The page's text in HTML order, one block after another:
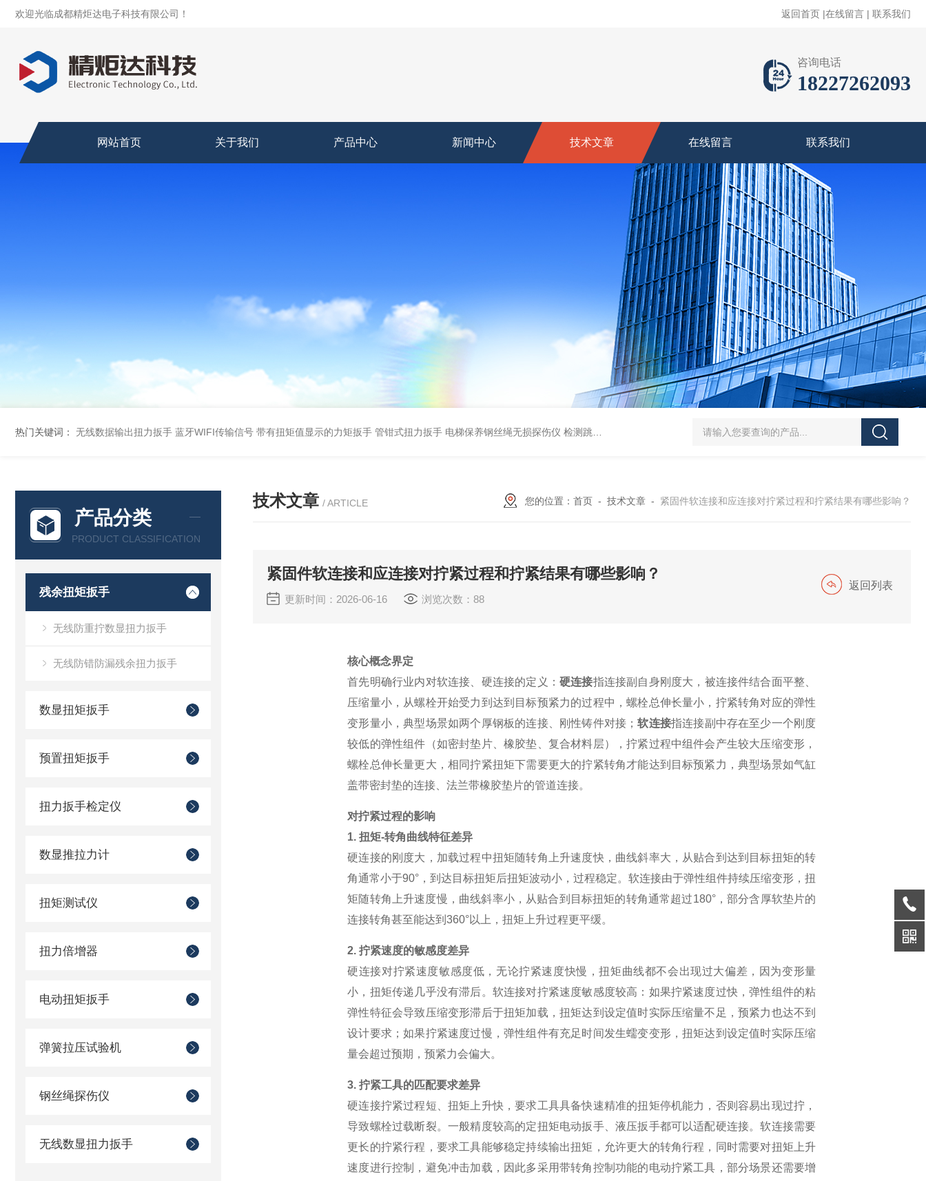
欢迎光临成都精炬达电子科技有限公司！ 返回首页 |在线留言 | 联系我们
咨询电话
18227262093
网站首页 关于我们 产品中心 新闻中心 技术文章 在线留言 联系我们
热门关键词： 无线数据输出扭力扳手 蓝牙WIFI传输信号 带有扭矩值显示的力矩扳手 管钳式扭力扳手 电梯保养钢丝绳无损探伤仪 检测跳丝/断丝 5-300N.m的扭矩扳手检定仪 机械扳手校准仪 JDSF100KN电子式拉
产品分类
PRODUCT CLASSIFICATION
残余扭矩扳手
无线防重拧数显扭力扳手
无线防错防漏残余扭力扳手
数显扭矩扳手
预置扭矩扳手
扭力扳手检定仪
数显推拉力计
扭矩测试仪
扭力倍增器
电动扭矩扳手
弹簧拉压试验机
钢丝绳探伤仪
无线数显扭力扳手
技术文章 / ARTICLE 您的位置： 首页 - 技术文章 - 紧固件软连接和应连接对拧紧过程和拧紧结果有哪些影响？
紧固件软连接和应连接对拧紧过程和拧紧结果有哪些影响？
更新时间：2026-06-16 浏览次数：88
返回列表
核心概念界定
首先明确行业内对软连接、硬连接的定义： 硬连接指连接副自身刚度大，被连接件结合面平整、
压缩量小，从螺栓开始受力到达到目标预紧力的过程中，螺栓总伸长量小，拧紧转角对应的弹性
变形量小，典型场景如两个厚钢板的连接、刚性铸件对接；软连接指连接副中存在至少一个刚度
较低的弹性组件（如密封垫片、橡胶垫、复合材料层），拧紧过程中组件会产生较大压缩变形，
螺栓总伸长量更大，相同拧紧扭矩下需要更大的拧紧转角才能达到目标预紧力，典型场景如气缸
盖带密封垫的连接、法兰带橡胶垫片的管道连接。
对拧紧过程的影响
1.扭矩-转角曲线特征差异
硬连接的刚度大，加载过程中扭矩随转角上升速度快，曲线斜率大，从贴合到达到目标扭矩的转
角通常小于90° ，到达目标扭矩后扭矩波动小，过程稳定。软连接由于弹性组件持续压缩变形，扭
矩随转角上升速度慢，曲线斜率小，从贴合到目标扭矩的转角通常超过180°，部分含厚软垫片的
连接转角甚至能达到360°以上，扭矩上升过程更平缓。
2.拧紧速度的敏感度差异
硬连接对拧紧速度敏感度低，无论拧紧速度快慢，扭矩曲线都不会出现过大偏差，因为变形量
小，扭矩传递几乎没有滞后。软连接对拧紧速度敏感度较高：如果拧紧速度过快，弹性组件的粘
弹性特征会导致压缩变形滞后于扭矩加载，扭矩达到设定值时实际压缩量不足，预紧力也达不到
设计要求；如果拧紧速度过慢，弹性组件有充足时间发生蠕变变形，扭矩达到设定值时实际压缩
量会超过预期，预紧力会偏大。
3.拧紧工具的匹配要求差异
硬连接拧紧过程短、扭矩上升快，要求工具具备快速精准的扭矩停机能力，否则容易出现过拧，
导致螺栓过载断裂。一般精度较高的定扭矩电动扳手、液压扳手都可以适配硬连接。软连接需要
更长的拧紧行程，要求工具能够稳定持续输出扭矩，允许更大的转角行程，同时需要对扭矩上升
速度进行控制，避免冲击加载，因此多采用带转角控制功能的电动拧紧工具，部分场景还需要增